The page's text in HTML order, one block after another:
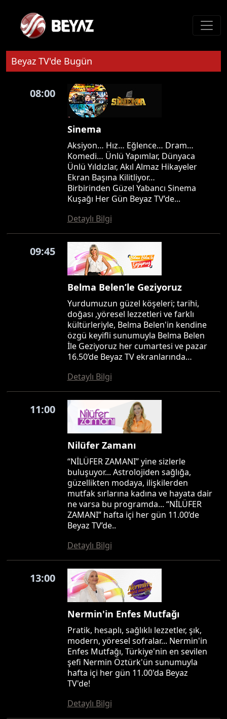
Beyaz TV'de Bugün
08:00
Sinema
Aksiyon… Hız… Eğlence… Dram…
Komedi… Ünlü Yapımlar, Dünyaca
Ünlü Yıldızlar, Akıl Almaz Hikayeler
Ekran Başına Kilitliyor…
Birbirinden Güzel Yabancı Sinema
Kuşağı Her Gün Beyaz TV’de...
Detaylı Bilgi
09:45
Belma Belen’le Geziyoruz
Yurdumuzun güzel köşeleri; tarihi,
doğası ,yöresel lezzetleri ve farklı
kültürleriyle, Belma Belen'in kendine
özgü keyifli sunumuyla Belma Belen
İle Geziyoruz her cumartesi ve pazar
16.50’de Beyaz TV ekranlarında…
Detaylı Bilgi
11:00
Nilüfer Zamanı
“NİLÜFER ZAMANI” yine sizlerle
buluşuyor... Astrolojiden sağlığa,
güzellikten modaya, ilişkilerden
mutfak sırlarına kadına ve hayata dair
ne varsa bu programda... “NİLÜFER
ZAMANI” hafta içi her gün 11.00’de
Beyaz TV’de..
Detaylı Bilgi
13:00
Nermin'in Enfes Mutfağı
Pratik, hesaplı, sağlıklı lezzetler, şık,
modern, yöresel sofralar... Nermin'in
Enfes Mutfağı, Türkiye'nin en sevilen
şefi Nermin Öztürk'ün sunumuyla
hafta içi her gün 11.00'da Beyaz
TV'de!
Detaylı Bilgi